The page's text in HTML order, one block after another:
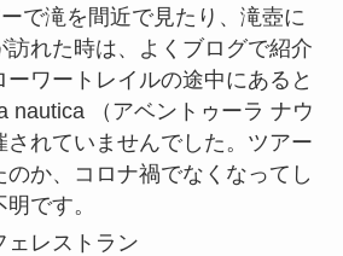
で滝を間近で見たり、滝壺に
訪れた時は、よくブログで紹介
ーワートレイルの途中にあると
nautica （アベントゥーラ ナウ
されていませんでした。ツアー
のか、コロナ禍でなくなってし
です。
ェレストラン